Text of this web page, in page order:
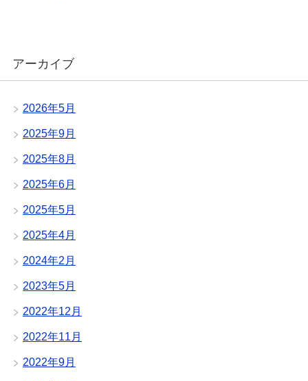
アーカイブ
2026年5月
2025年9月
2025年8月
2025年6月
2025年5月
2025年4月
2024年2月
2023年5月
2022年12月
2022年11月
2022年9月